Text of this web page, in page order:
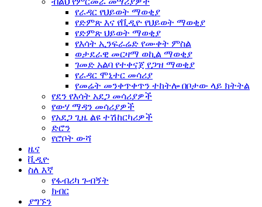
የራዳር የህይወት ማወቂያ
የድምጽ እና የቪዲዮ የህይወት ማወቂያ
የድምጽ ህይወት ማወቂያ
የእሳት ኢንፍራሬድ የሙቀት ምስል
ወታደራዊ መርዛማ ወኪል ማወቂያ
ገመድ አልባ የተቀናጀ የጋዝ ማወቂያ
የራዳር ሞኒተር መሳሪያ
የመሬት መንቀጥቀጥን ተከትሎ በቦታው ላይ ክትትል
የደን ​​የእሳት አደጋ መሳሪያዎች
የውሃ ማዳን መሳሪያዎች
የአደጋ ጊዜ ልዩ ተሽከርካሪዎች
ድሮን
የሮቦት ውሻ
ዜና
ቪዲዮ
ስለ እኛ
የፋብሪካ ጉብኝት
ክብር
ያግኙን